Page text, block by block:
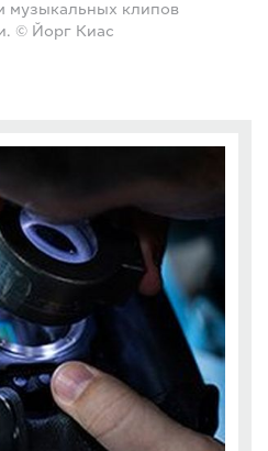
музыкальных клипов
© Йорг Киас